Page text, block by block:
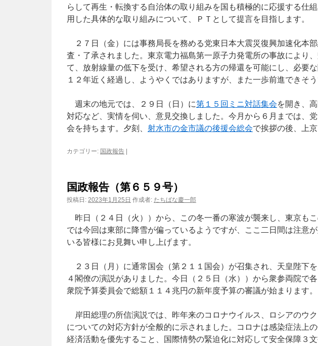
らして再生・転換する自治体の取り組みを国も積極的に応援する仕
用した具体的な取り組みについて、ＰＴとして提言を目指します。
２７日（金）には事務局長を務める党東日本大震災復興加速化本
査・了承されました。東京電力福島第一原子力発電所の事故により
て、放射線量の低下を受け、希望される方の帰還を可能にし、必要
１２年近く経過し、ようやくではありますが、また一歩前進できそう
週末の地元では、２９日（日）に第１５回ミニ対話集会を開き、
対応など、実情を伺い、意見交換しました。今月から６月までは、
会を持ちます。夕刻、 射水市の金市議の後援会総会で挨拶の後、上
カテゴリー: 国政報告
国政報告（第６５９号）
投稿日: 2023年1月25日 作成者: たちばな慶一郎
昨日（２４日（火））から、この冬一番の寒波が襲来し、東京も
では今回は東部に降雪が偏っているようですが、ここ二日間は注意
いる皆様にお見舞い申し上げます。
２３日（月）に通常国会（第２１１国会）が召集され、天皇陛下
４閣僚の演説がありました。今日（２５日（水））から衆参両院で
衆院予算委員会で総額１１４兆円の新年度予算の審議が始まります
岸田総理の所信演説では、昨年来のコロナウイルス、ロシアのウ
についての対応方針が全般的に示されました。コロナは感染症法上
経済活動を優先すること、国際情勢の緊迫化に対応して安全保障３